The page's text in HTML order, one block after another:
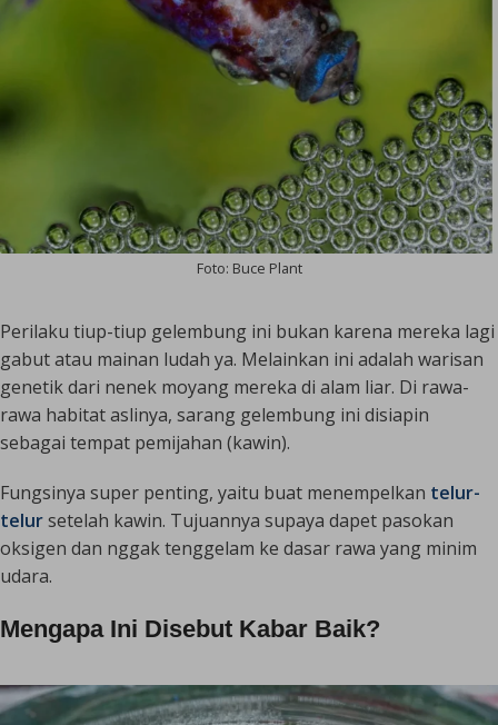
Foto: Buce Plant
Perilaku tiup-tiup gelembung ini bukan karena mereka lagi
gabut atau mainan ludah ya. Melainkan ini adalah warisan
genetik dari nenek moyang mereka di alam liar. Di rawa-
rawa habitat aslinya, sarang gelembung ini disiapin
sebagai tempat pemijahan (kawin).
Fungsinya super penting, yaitu buat menempelkan telur-
telursetelah kawin. Tujuannya supaya dapet pasokan
oksigen dan nggak tenggelam ke dasar rawa yang minim
udara.
Mengapa Ini Disebut Kabar Baik?